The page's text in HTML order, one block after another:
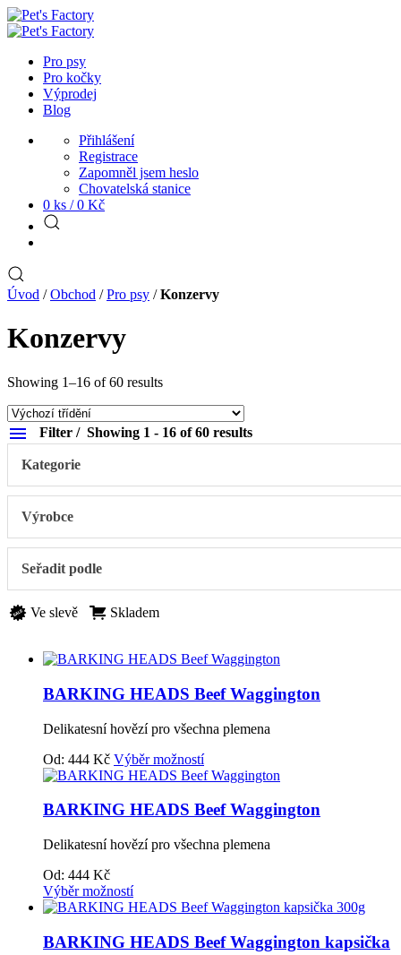
Pro psy
Pro kočky
Výprodej
Blog
Přihlášení
Registrace
Zapomněl jsem heslo
Chovatelská stanice
0 ks / 0 Kč
Úvod /Obchod /Pro psy /Konzervy
Konzervy
Showing 1–16 of 60 results
Filter Showing 1 - 16 of 60 results
Kategorie
Výrobce
Seřadit podle
Ve slevě Skladem
BARKING HEADS Beef Waggington
Delikatesní hovězí pro všechna plemena
Od: 444 Kč Výběr možností
BARKING HEADS Beef Waggington
Delikatesní hovězí pro všechna plemena
Od: 444 Kč
Výběr možností
BARKING HEADS Beef Waggington kapsička